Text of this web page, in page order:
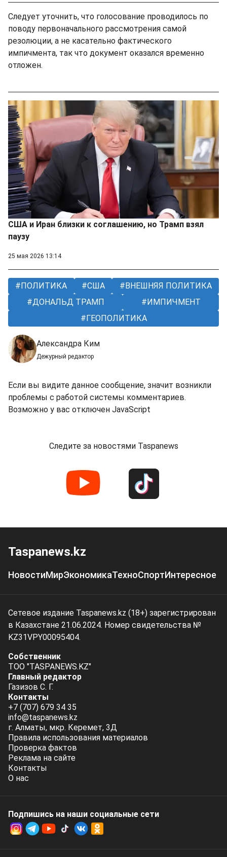
Следует уточнить, что голосование проводилось по
поводу первоначального рассмотрения самой
резолюции, а не касательно фактического
импичмента, так что документ оказался временно
отложен.
США и Иран близки к соглашению, но Трамп взял
паузу
25 мая 2026 13:14
ПОЛИТИКА США
ВНЕШНЯЯ ПОЛИТИКА
ДОНАЛЬД ТРАМП
ИМПИЧМЕНТ
ГЕОПОЛИТИКА
Александра Ким
Дежурный редактор
Если вы видите данное сообщение, значит возникли
проблемы с работой системы комментариев.
Возможно у вас отключен JavaScript
Следите за новостями Taspanews
Taspanews.kz
НовостиМирЭкономикаТехноСпортИнтересное
Сетевое издание Taspanews.kz (18+) зарегистрирован
в Казахстане 21.06.2024. Номер свидетельства №
KZ31VPY00095404.
Собственник
ТОО "TASPANEWS.KZ"
Главный редактор
Газизов С. Г.
Контакты
+7 (707) 679 34 35
info@taspanews.kz
г. Алматы, мкр. Керемет, 3Д
Правила использования материалов
Проверка фактов
Реклама на сайте
Контакты
О нас
Подпишись на наши социальные cети